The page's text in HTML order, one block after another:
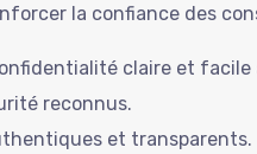
la confiance des
claire et facile
reconnus.
et transparents.